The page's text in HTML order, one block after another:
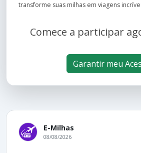
transforme suas milhas em viagens
Comece a participar
Garantir meu
E-Milhas
08/08/2026